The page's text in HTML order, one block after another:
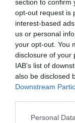
section to confirm
opt-out request is
interest-based
us or personal
your opt-out. You
disclosure of your
IAB’s list of
also be disclosed
Downstream
Personal
illustradays
μοιραστούν τη
ταλέντων»
φεστιβάλ θα
επαγγελματίες
την επόμενη
θα βρίσκονται
αναγνωρισμένοι
θα συναντούν
που θα